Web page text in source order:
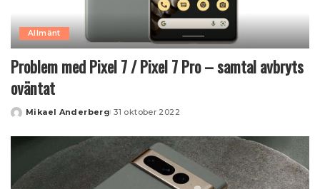
Allmänt
Problem med Pixel 7 / Pixel 7 Pro – samtal avbryts
oväntat
Posted
Mikael Anderberg 31 oktober 2022